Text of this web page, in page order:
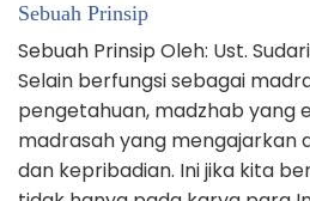
Sebuah Prinsip
Sebuah Prinsip Oleh: Ust.
Selain berfungsi sebagai
pengetahuan, madzhab yang
madrasah yang mengajarkan
dan kepribadian. Ini jika kita